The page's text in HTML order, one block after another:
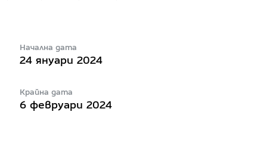
Начална дата
24 януари 2024
Крайна дата
6 февруари 2024